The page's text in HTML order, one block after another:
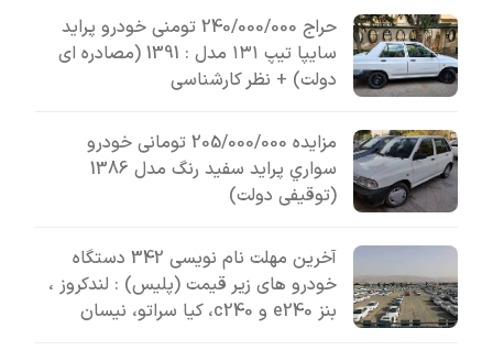
حراج 240/000/000 تومنی خودرو پراید
سایپا تیپ ۱۳۱ مدل : 1391 (مصادره ای
دولت) + نظر کارشناسی
مزایده 205/000/000 تومانی خودرو
سواري پرايد سفيد رنگ مدل 1386
(توقیفی دولت)
آخرین مهلت نام نویسی 342 دستگاه
خودرو های زیر قیمت (پلیس) : لندکروز ،
بنز e240 و c240، کیا سراتو، نیسان